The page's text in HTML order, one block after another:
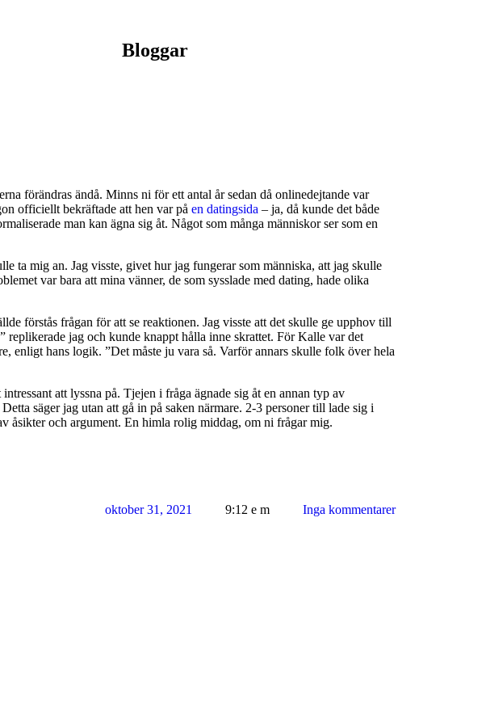
Bloggar
förändras ändå. Minns ni för ett antal år sedan då onlinedejtande var
officiellt bekräftade att hen var på en datingsida – ja, då kunde det både
man kan ägna sig åt. Något som många människor ser som en
ta mig an. Jag visste, givet hur jag fungerar som människa, att jag skulle
var bara att mina vänner, de som sysslade med dating, hade olika
förstås frågan för att se reaktionen. Jag visste att det skulle ge upphov till
replikerade jag och kunde knappt hålla inne skrattet. För Kalle var det
enligt hans logik. ”Det måste ju vara så. Varför annars skulle folk över hela
att lyssna på. Tjejen i fråga ägnade sig åt en annan typ av
säger jag utan att gå in på saken närmare. 2-3 personer till lade sig i
åsikter och argument. En himla rolig middag, om ni frågar mig.
oktober 31, 2021 9:12 e m Inga kommentarer